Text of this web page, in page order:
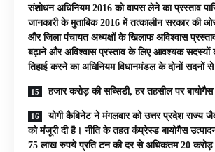
संशोधन अधिनियम 2016 को वापस लेने का प्रस्ताव
जानकारी के मुताबिक 2016 में तत्कालीन सरकार की
और जिला पंचायत अध्यक्षों के खिलाफ अविश्वास
बढ़ाने और अविश्वास प्रस्ताव के लिए आवश्यक सदस्यों
तिहाई करने का अधिनियम विधानमंडल के दोनों सदनों से
हजार करोड़ की सब्सिडी, हर तहसील पर बायोगैस
योगी कैबिनेट ने मंगलवार को उत्तर प्रदेश राज्य
को मंजूरी दी है। नीति के तहत कंप्रेस्ड बायोगैस
75 लाख रुपये प्रति टन की दर से अधिकतम 20 करोड़